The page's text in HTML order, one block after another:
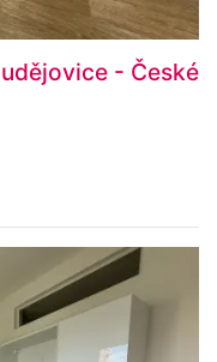
- České